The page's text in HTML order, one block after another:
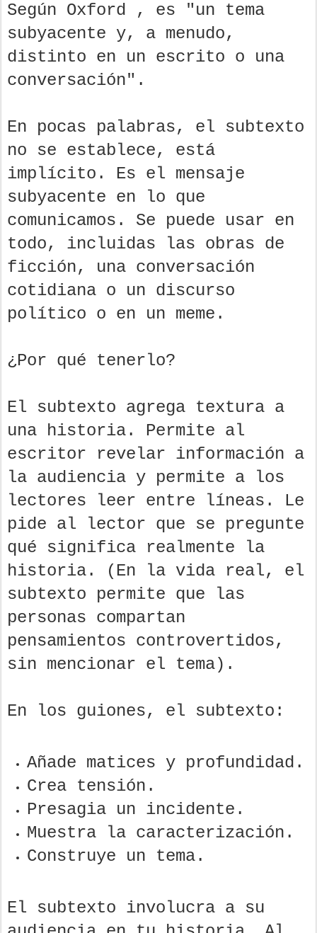
Según Oxford , es "un tema
subyacente y, a menudo,
distinto en un escrito o una
conversación".
En pocas palabras, el subtexto
no se establece, está
implícito. Es el mensaje
subyacente en lo que
comunicamos. Se puede usar en
todo, incluidas las obras de
ficción, una conversación
cotidiana o un discurso
político o en un meme.
¿Por qué tenerlo?
El subtexto agrega textura a
una historia. Permite al
escritor revelar información a
la audiencia y permite a los
lectores leer entre líneas. Le
pide al lector que se pregunte
qué significa realmente la
historia. (En la vida real, el
subtexto permite que las
personas compartan
pensamientos controvertidos,
sin mencionar el tema).
En los guiones, el subtexto:
Añade matices y profundidad.
Crea tensión.
Presagia un incidente.
Muestra la caracterización.
Construye un tema.
El subtexto involucra a su